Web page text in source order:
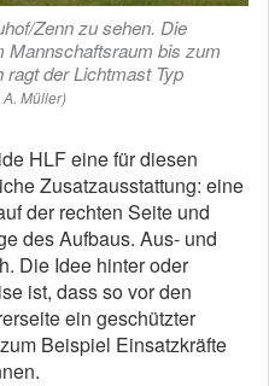
Zenn zu sehen. Die
Mannschaftsraum bis zum
der Lichtmast Typ
Müller)
HLF eine für diesen
Zusatzausstattung: eine
der rechten Seite und
des Aufbaus. Aus- und
Die Idee hinter oder
ist, dass so vor den
ein geschützter
Beispiel Einsatzkräfte